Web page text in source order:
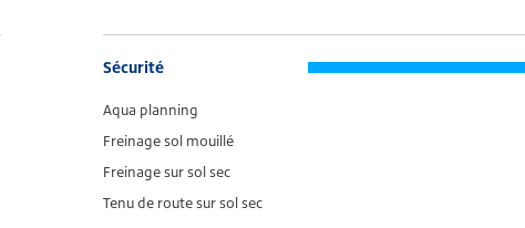
Sécurité
Aqua planning
Freinage sol mouillé
Freinage sur sol sec
Tenu de route sur sol sec